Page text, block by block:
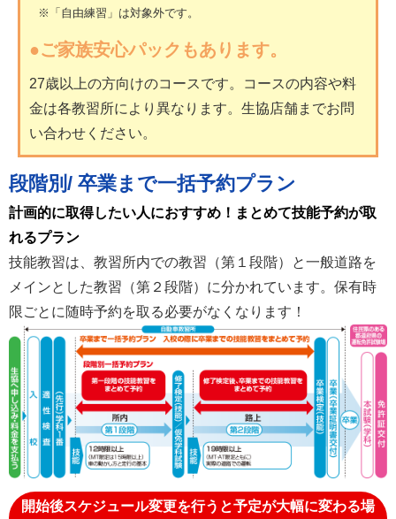
※「自由練習」は対象外です。
●ご家族安心パックもあります。
27歳以上の方向けのコースです。コースの内容や料
金は各教習所により異なります。生協店舗までお問
い合わせください。
段階別/ 卒業まで一括予約プラン
計画的に取得したい人におすすめ！まとめて技能予約が取
れるプラン
技能教習は、教習所内での教習（第１段階）と一般道路を
メインとした教習（第２段階）に分かれています。保有時
限ごとに随時予約を取る必要がなくなります！
開始後スケジュール変更を行うと予定が大幅に変わる場